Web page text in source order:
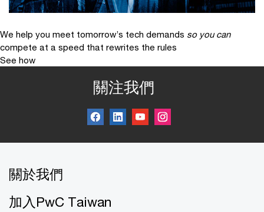
We help you meet tomorrow’s tech demands so you can
compete at a speed that rewrites the rules
See how
關注我們
關於我們
加入PwC Taiwan